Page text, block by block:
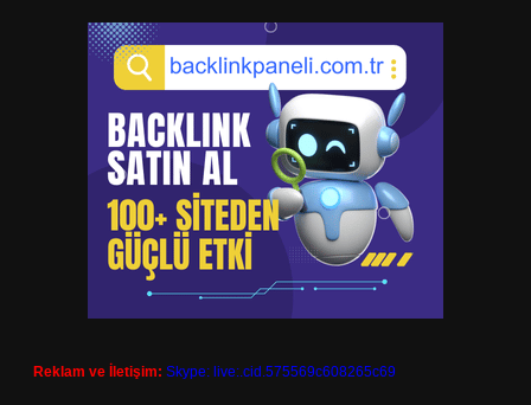
Reklam ve İletişim: Skype: live:.cid.575569c608265c69